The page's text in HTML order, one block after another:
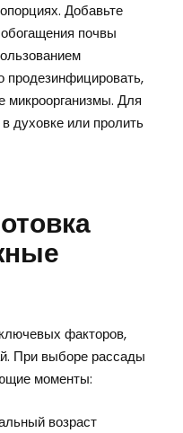
Добавьте
почвы
продезинфицировать,
микроорганизмы. Для
духовке или пролить
факторов,
При выборе рассады
моменты:
возраст